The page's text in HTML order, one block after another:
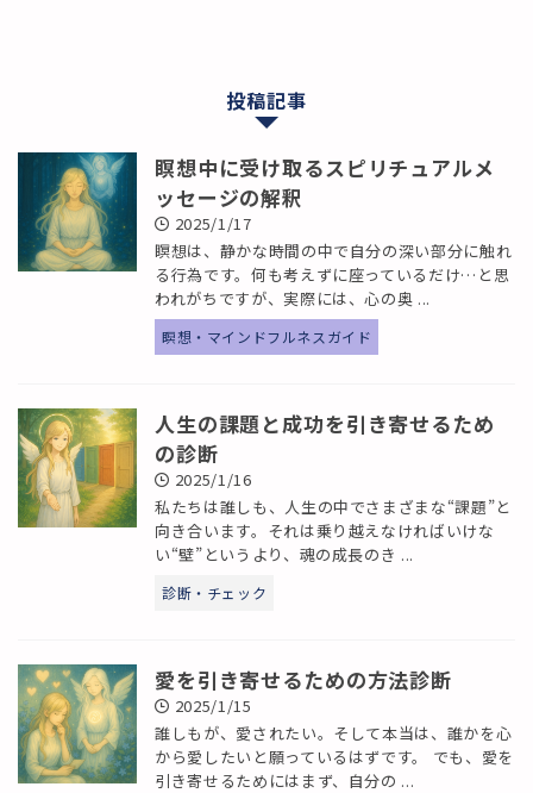
投稿記事
瞑想中に受け取るスピリチュアルメ
ッセージの解釈
2025/1/17
瞑想は、静かな時間の中で自分の深い部分に触れ
る行為です。何も考えずに座っているだけ…と思
われがちですが、実際には、心の奥 ...
瞑想・マインドフルネスガイド
人生の課題と成功を引き寄せるため
の診断
2025/1/16
私たちは誰しも、人生の中でさまざまな“課題”と
向き合います。それは乗り越えなければいけな
い“壁”というより、魂の成長のき ...
診断・チェック
愛を引き寄せるための方法診断
2025/1/15
誰しもが、愛されたい。そして本当は、誰かを心
から愛したいと願っているはずです。 でも、愛を
引き寄せるためにはまず、自分の ...